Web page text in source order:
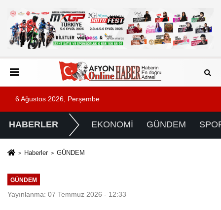
6 Ağustos 2026, Perşembe
HABERLER EKONOMİ GÜNDEM
Haberler GÜNDEM
GÜNDEM
Yayınlanma: 07 Temmuz 2026 - 12:33